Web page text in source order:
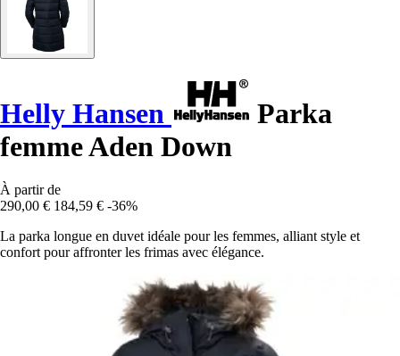
Helly Hansen
Parka
femme Aden Down
À partir de
290,00 € 184,59 € -36%
La parka longue en duvet idéale pour les femmes, alliant style et
confort pour affronter les frimas avec élégance.